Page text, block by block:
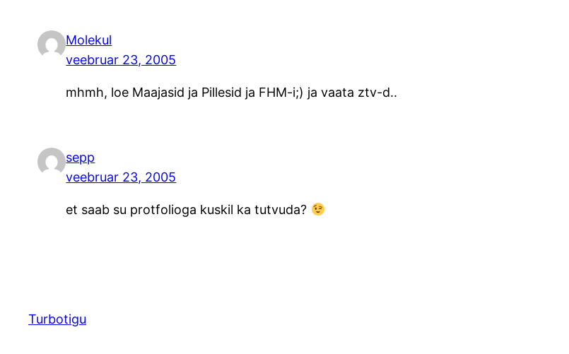
Molekul
veebruar 23, 2005
mhmh, loe Maajasid ja Pillesid ja FHM-i;) ja vaata ztv-d..
sepp
veebruar 23, 2005
et saab su protfolioga kuskil ka tutvuda?
Turbotigu